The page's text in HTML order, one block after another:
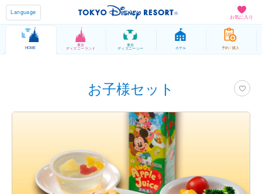
お気に入り
Language
HOME
東京
ディズニーランド
東京
ディズニーシー ホテル 予約 / 購入
お子様セット